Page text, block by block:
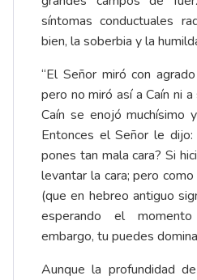
síntomas conductuales
bien, la soberbia y la
“El Señor miró con
pero no miró así a Caín ni
Caín se enojó muchísimo
Entonces el Señor le
pones tan mala cara? Si
levantar la cara; pero
(que en hebreo antiguo
esperando el
embargo, tu puedes
Aunque la profundidad